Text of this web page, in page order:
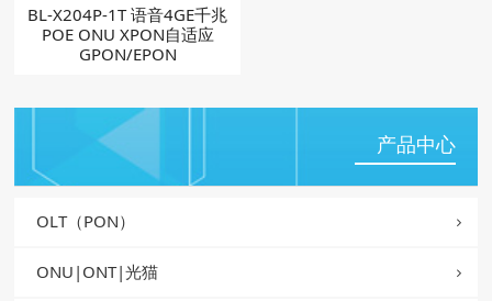
BL-X204P-1T 语音4GE千兆
POE ONU XPON自适应
GPON/EPON
产品中心
OLT（PON）
ONU|ONT|光猫